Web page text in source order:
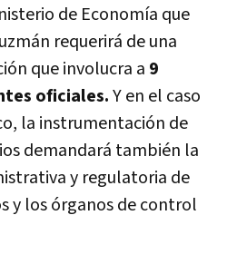
de Economía que
requerirá de una
que involucra a 9
oficiales.Y en el caso
la instrumentación de
demandará también la
y regulatoria de
y los órganos de control